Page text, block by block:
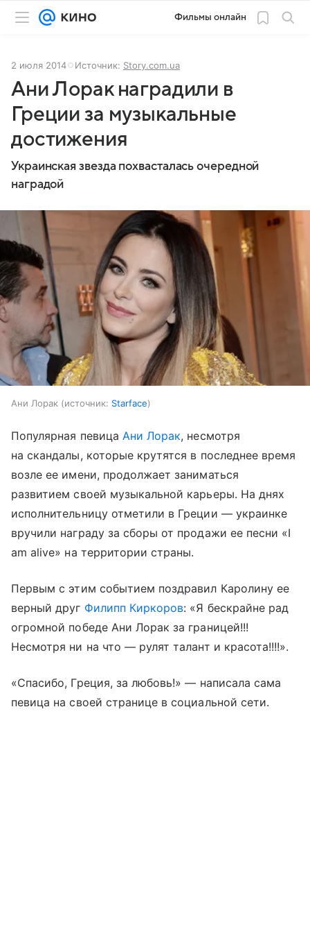
Фильмы онлайн
2 июля 2014 Источник: Story.com.ua
Ани Лорак наградили в
Греции за музыкальные
достижения
Украинская звезда похвасталась очередной
наградой
Ани Лорак источник: Starface
Популярная певица Ани Лорак, несмотря
на скандалы, которые крутятся в последнее время
возле ее имени, продолжает заниматься
развитием своей музыкальной карьеры. На днях
исполнительницу отметили в Греции — украинке
вручили награду за сборы от продажи ее песни «I
am alive» на территории страны.
Первым с этим событием поздравил Каролину ее
верный друг Филипп Киркоров: «Я бескрайне рад
огромной победе Ани Лорак за границей!!!
Несмотря ни на что — рулят талант и красота!!!!».
«Спасибо, Греция, за любовь!» — написала сама
певица на своей странице в социальной сети.